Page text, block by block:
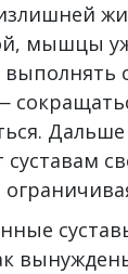
мышцы
выполнять
суставам